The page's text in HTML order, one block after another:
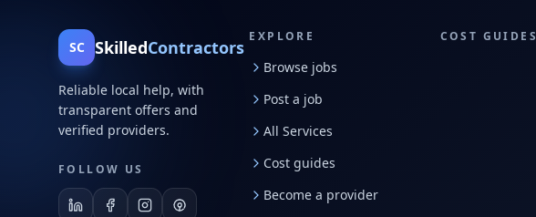
SC SkilledContractors
Reliable local help, with
transparent offers and
verified providers.
FOLLOW US
EXPLORE
Browse jobs
Post a job
All Services
Cost guides
Become a provider
COST GUIDES